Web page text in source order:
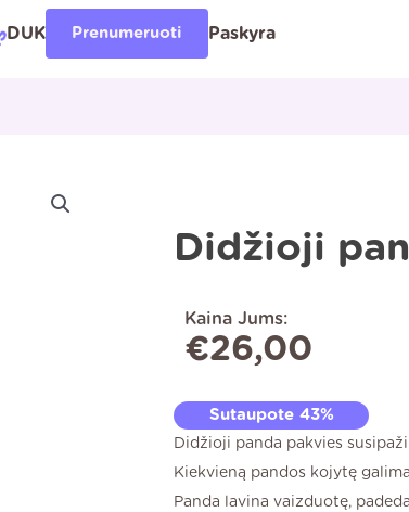
DUK Prenumeruoti Paskyra
Didžioji
Kaina Jums:
€26,00
Sutaupote 43%
Didžioji panda pakvies
Kiekvieną pandos kojytę
Panda lavina vaizduotę,